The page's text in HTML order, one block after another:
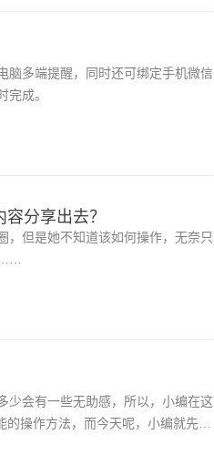
脑多端提醒，同时还可绑定手机微信
完成。
分享出去？
，但是她不知道该如何操作，无奈只
少会有一些无助感，所以，小编在这
操作方法，而今天呢，小编就先告